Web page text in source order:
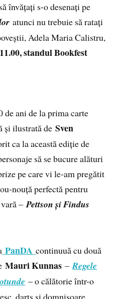
învățați s-o desenați pe
atunci nu trebuie să ratați
Adela Maria Calistru,
standul Bookfest
de ani de la prima carte
și ilustrată deSven
ca la această ediție de
să se bucure alături
pe care vi le-am pregătit
nouță perfectă pentru
vară –Pettson și Findus
PanDAcontinuuă cu două
Mauri Kunnas –Regele
– o călătorie într-o
darts și domnișoare